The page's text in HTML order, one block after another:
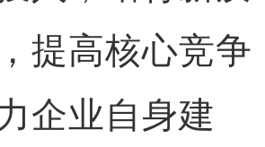
提高核心竞争
企业自身建